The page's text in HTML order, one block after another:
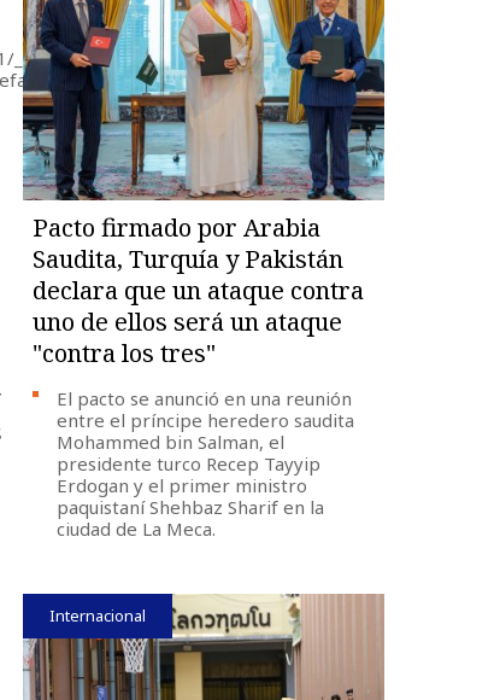
<!--#include
_data/default_hits.txt"
-->visitas
Pacto firmado por Arabia
Saudita, Turquía y Pakistán
declara que un ataque contra
uno de ellos será un ataque
"contra los tres"
El pacto se anunció en una reunión
entre el príncipe heredero saudita
Mohammed bin Salman, el
presidente turco Recep Tayyip
Erdogan y el primer ministro
paquistaní Shehbaz Sharif en la
ciudad de La Meca.
Internacional